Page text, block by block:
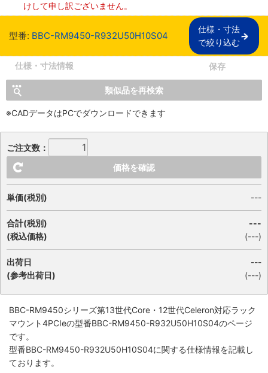
けして申し訳ございません。
型番: BBC-RM9450-R932U50H10S04
仕様・寸法
で絞り込む
仕様・寸法情報 保存
類似品を再検索
※CADデータはPCでダウンロードできます
ご注文数：
価格を確認
単価(税別) ---
合計(税別)
(税込価格)
---
(---)
出荷日
(参考出荷日)
---
(---)
BBC-RM9450シリーズ第13世代Core・12世代Celeron対応ラック
マウント4PCIeの型番BBC-RM9450-R932U50H10S04のページ
です。
型番BBC-RM9450-R932U50H10S04に関する仕様情報を記載し
ております。